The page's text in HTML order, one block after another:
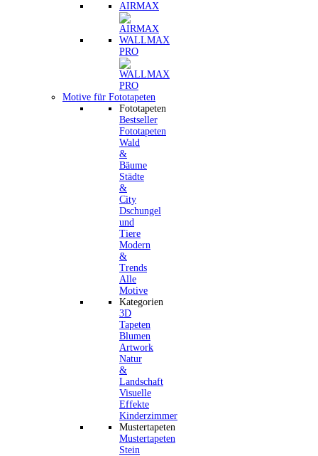
AIRMAX
WALLMAX
PRO
Motive für Fototapeten
Fototapeten
Bestseller
Fototapeten
Wald
&
Bäume
Städte
&
City
Dschungel
und
Tiere
Modern
&
Trends
Alle
Motive
Kategorien
3D
Tapeten
Blumen
Artwork
Natur
&
Landschaft
Visuelle
Effekte
Kinderzimmer
Mustertapeten
Mustertapeten
Stein